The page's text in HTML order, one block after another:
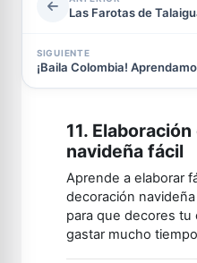
Las Farotas de
SIGUIENTE
¡Baila Colombia!
11.
navideña fácil
Aprende a elaborar
decoración
para que decores tu
gastar mucho